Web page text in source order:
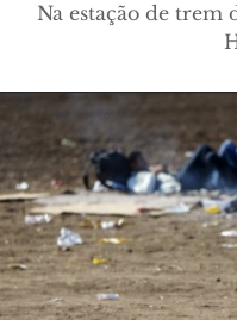
Na estação de trem